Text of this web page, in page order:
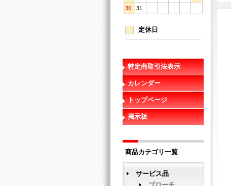
30
31
定休日
特定商取引法表示
カレンダー
トップページ
掲示板
商品カテゴリ一覧
サービス品